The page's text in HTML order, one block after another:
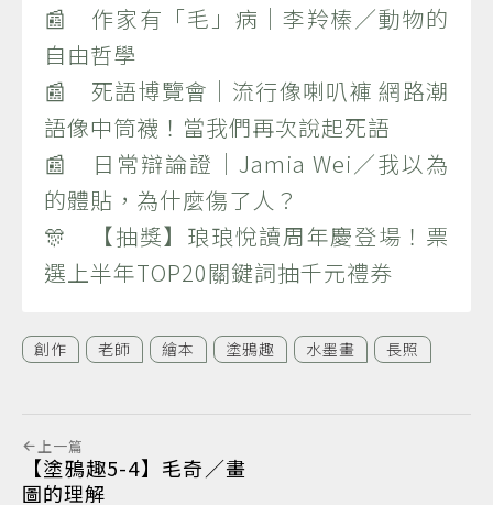
📰 作家有「毛」病｜李羚榛／動物的
自由哲學
📰 死語博覽會｜流行像喇叭褲 網路潮
語像中筒襪！當我們再次說起死語
📰 日常辯論證｜Jamia Wei／我以為
的體貼，為什麼傷了人？
🎊 【抽獎】琅琅悅讀周年慶登場！票
選上半年TOP20關鍵詞抽千元禮券
創作 老師 繪本 塗鴉趣 水墨畫 長照
上一篇
【塗鴉趣5-4】毛奇／畫
圖的理解